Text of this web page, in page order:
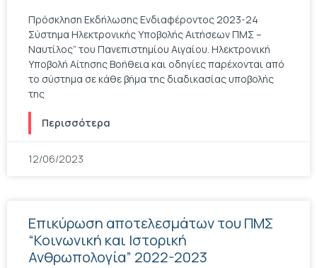
Πρόσκληση Εκδήλωσης Ενδιαφέροντος 2023-24
Σύστημα Ηλεκτρονικής Υποβολής Αιτήσεων ΠΜΣ –
Ναυτίλος” του Πανεπιστημίου Αιγαίου. Ηλεκτρονική
Υποβολή Αίτησης Βοήθεια και οδηγίες παρέχονται από
το σύστημα σε κάθε βήμα της διαδικασίας υποβολής
της
Περισσότερα
12/06/2023
Επικύρωση αποτελεσμάτων του ΠΜΣ
“Κοινωνική και Ιστορική
Ανθρωπολογία” 2022-2023